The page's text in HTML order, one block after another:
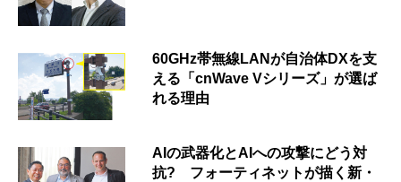
60GHz帯無線LANが自治体DXを支
える「cnWave Vシリーズ」が選ば
れる理由
AIの武器化とAIへの攻撃にどう対
抗? フォーティネットが描く新・